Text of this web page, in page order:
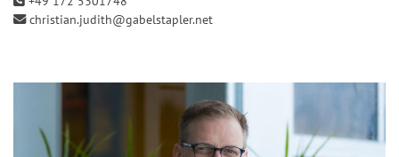
christian.judith@gabelstapler.net